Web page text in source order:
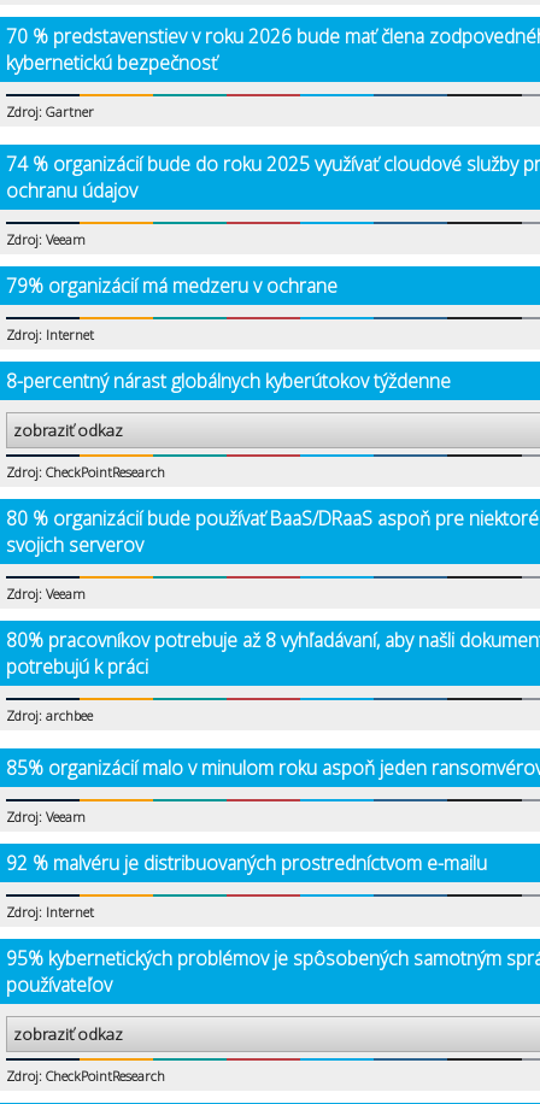
70 % predstavenstiev v roku 2026 bude mať člena
kybernetickú bezpečnosť
Zdroj: Gartner
74 % organizácií bude do roku 2025 využívať cloudové služby
ochranu údajov
Zdroj: Veeam
79% organizácií má medzeru v ochrane
Zdroj: Internet
8-percentný nárast globálnych kyberútokov týždenne
zobraziť odkaz
Zdroj: CheckPointResearch
80 % organizácií bude používať BaaS/DRaaS aspoň pre
svojich serverov
Zdroj: Veeam
80% pracovníkov potrebuje až 8 vyhľadávaní, aby našli
potrebujú k práci
Zdroj: archbee
85% organizácií malo v minulom roku aspoň jeden
Zdroj: Veeam
92 % malvéru je distribuovaných prostredníctvom e-mailu
Zdroj: Internet
95% kybernetických problémov je spôsobených samotným
používateľov
zobraziť odkaz
Zdroj: CheckPointResearch